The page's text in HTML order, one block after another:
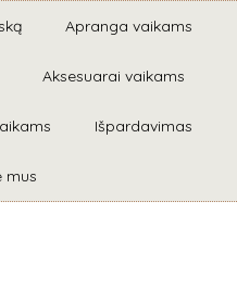
Apranga vaikams
Aksesuarai vaikams
Išpardavimas
mus